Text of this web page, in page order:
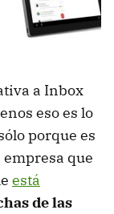
a Inbox
eso es lo
porque es
que
está
de las